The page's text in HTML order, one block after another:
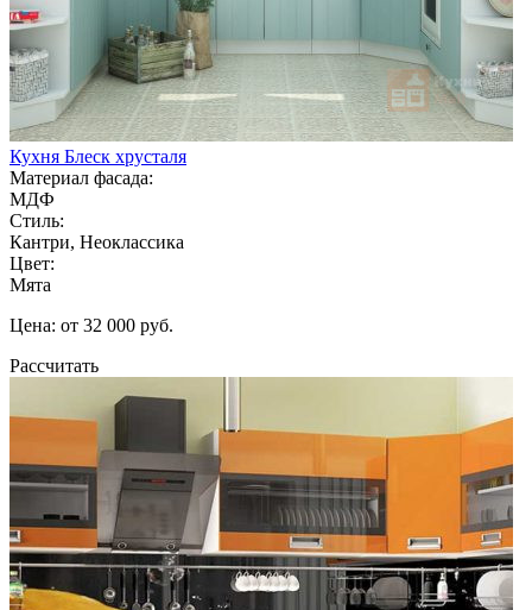
Кухня Блеск хрусталя
Материал фасада:
МДФ
Стиль:
Кантри, Неоклассика
Цвет:
Мята
Цена: от 32 000 руб.
Рассчитать